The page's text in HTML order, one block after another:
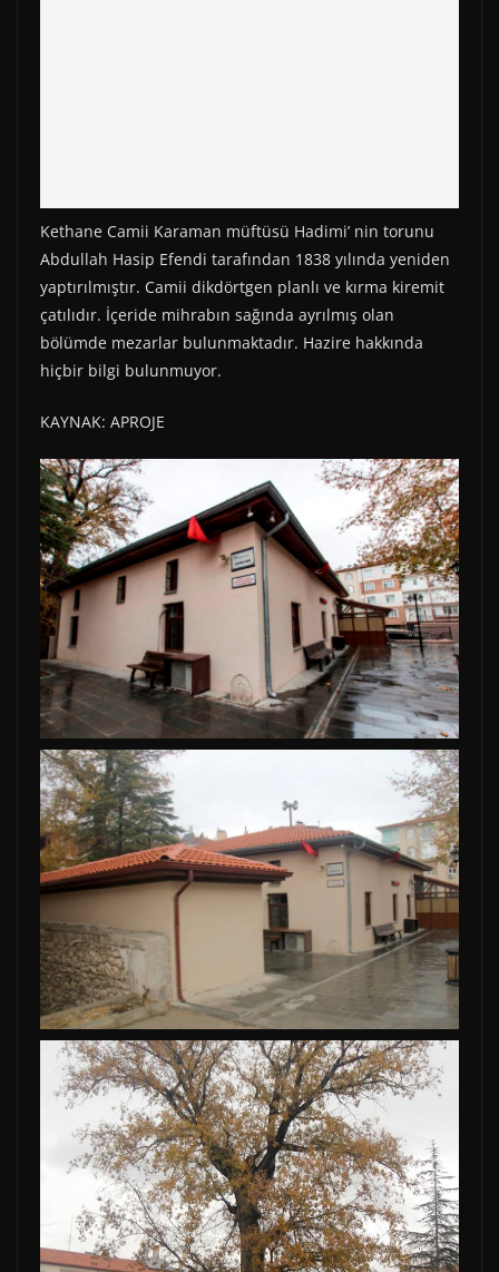
Kethane Camii Karaman müftüsü Hadimi’ nin torunu
Abdullah Hasip Efendi tarafından 1838 yılında yeniden
yaptırılmıştır. Camii dikdörtgen planlı ve kırma kiremit
çatılıdır. İçeride mihrabın sağında ayrılmış olan
bölümde mezarlar bulunmaktadır. Hazire hakkında
hiçbir bilgi bulunmuyor.
KAYNAK: APROJE